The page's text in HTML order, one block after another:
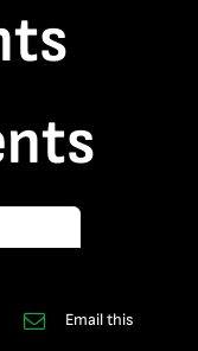
Email this